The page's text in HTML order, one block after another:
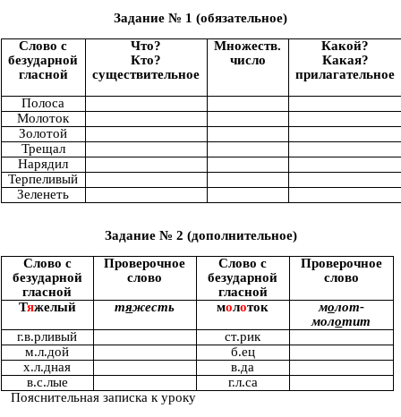
Задание № 1 (обязательное)
Слово с
безударной
гласной
Что?
Кто?
существительное
Множеств.
число
Какой?
Какая?
прилагательное
Полоса
Молоток
Золотой
Трещал
Нарядил
Терпеливый
Зеленеть
Задание № 2 (дополнительное)
Слово с
безударной
гласной
Проверочное
слово
Слово с
безударной
гласной
Проверочное
слово
Тяжелый тяжесть молоток молот-
молотит
г.в.рливый
ст.рик
м.л.дой
б.ец
х.л.дная
в.да
в.с.лые
г.л.са
Пояснительная записка к уроку